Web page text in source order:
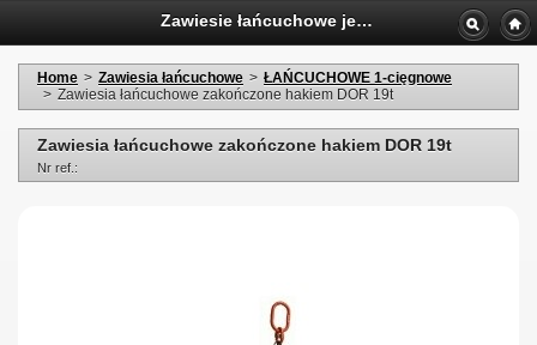
Zawiesie łańcuchowe jednocięgnowe zakończone hakiem WLL 19 ton
Home > Zawiesia łańcuchowe > ŁAŃCUCHOWE 1-cięgnowe
> Zawiesia łańcuchowe zakończone hakiem DOR 19t
Zawiesia łańcuchowe zakończone hakiem DOR 19t
Nr ref.: